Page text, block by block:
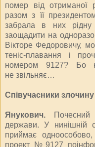
помер від отрима­ної
разом з її
забрала в них рідну
заощадити на
Вік­торе Федоровичу,
теніс-плавання і
номером 9127? Бо
не звільняє…
Співучасники злочину
Янукович. Почесний
держави. У нинішній
приймає
проект №9127